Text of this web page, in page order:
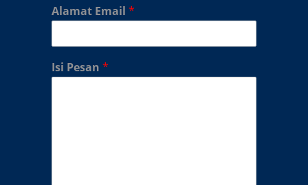
Alamat Email *
Isi Pesan *